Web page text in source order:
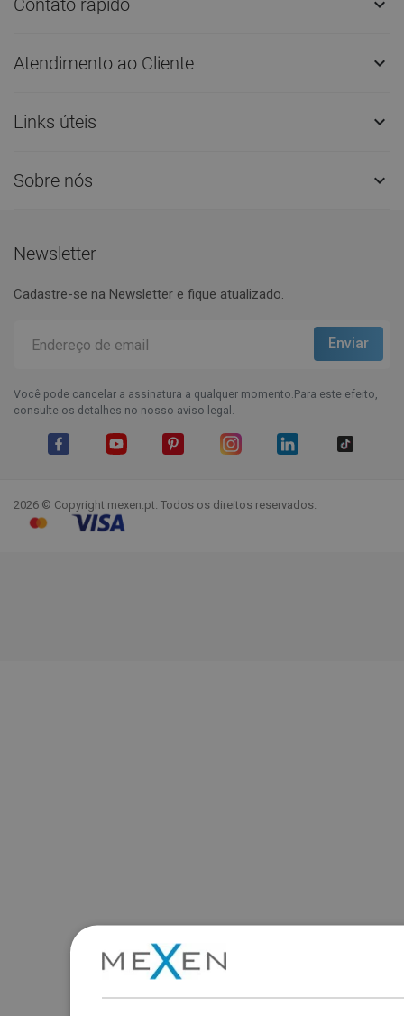

Atendimento ao Cliente 
Links úteis 
Sobre nós 
Newsletter
Cadastre-se na Newsletter e fique atualizado.
Você pode cancelar a assinatura a qualquer momento.Para este efeito,
consulte os detalhes no nosso aviso legal.
2026 © Copyright mexen.pt. Todos os direitos reservados.